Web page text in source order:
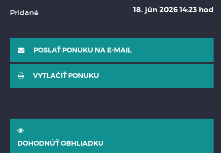
Pridané 18. jún 2026 14:23 hod
POSLAŤ PONUKU NA E-MAIL
VYTLAČIŤ PONUKU
DOHODNÚŤ OBHLIADKU